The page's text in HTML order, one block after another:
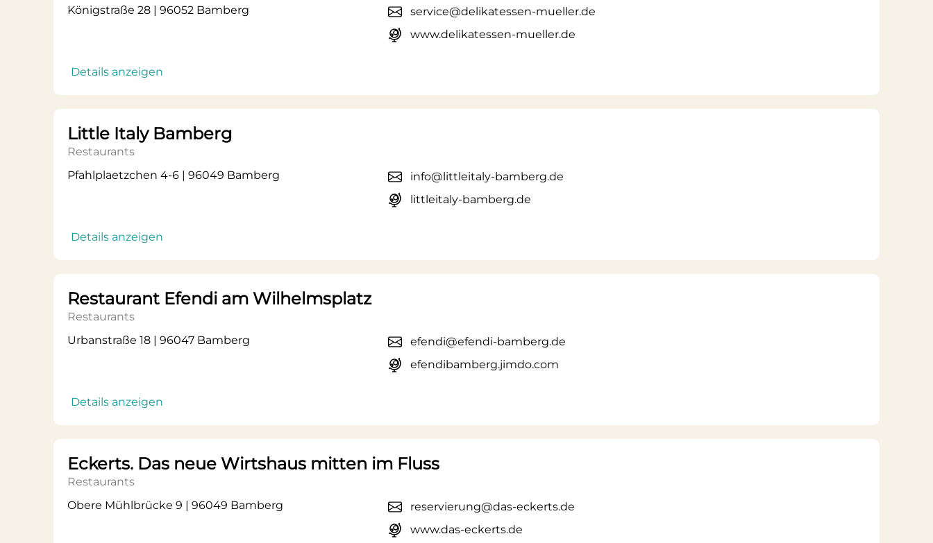
Königstraße 28 | 96052 Bamberg
Details anzeigen
service@delikatessen-mueller.de
www.delikatessen-mueller.de
Little Italy Bamberg
Restaurants
Pfahlplaetzchen 4-6 | 96049 Bamberg
Details anzeigen
info@littleitaly-bamberg.de
littleitaly-bamberg.de
Restaurant Efendi am Wilhelmsplatz
Restaurants
Urbanstraße 18 | 96047 Bamberg
Details anzeigen
efendi@efendi-bamberg.de
efendibamberg.jimdo.com
Eckerts. Das neue Wirtshaus mitten im Fluss
Restaurants
Obere Mühlbrücke 9 | 96049 Bamberg
reservierung@das-eckerts.de
www.das-eckerts.de